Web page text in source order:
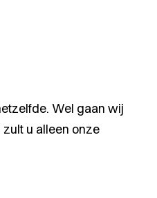
Wel gaan wij
u alleen onze